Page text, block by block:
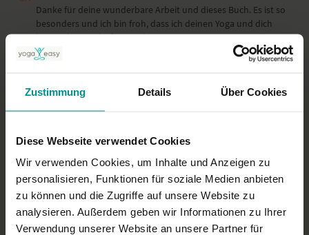
Zustimmung Details Über Cookies
Diese Webseite verwendet Cookies
Wir verwenden Cookies, um Inhalte und Anzeigen zu
personalisieren, Funktionen für soziale Medien anbieten
zu können und die Zugriffe auf unsere Website zu
analysieren. Außerdem geben wir Informationen zu Ihrer
Verwendung unserer Website an unsere Partner für
Danke für deine wunderbare Arbeit und dieses Buch. Es ist so
besonders und ich bin froh, dass ich deinen Yoga und dich
kennenlernen durfte. Seitdem ist Yin Restorative ein Teil
meines Yoga und meines Unterrichtens geworden. Ich freue
mich auf viele weitere Stunden in deinem Yoga und mit dir zu
spüren. Danke für dein SEIN.
0
Katja Barthels L. Dezember 12, 2019
Ein sehr wundervolles Buch.
0
Mehr laden